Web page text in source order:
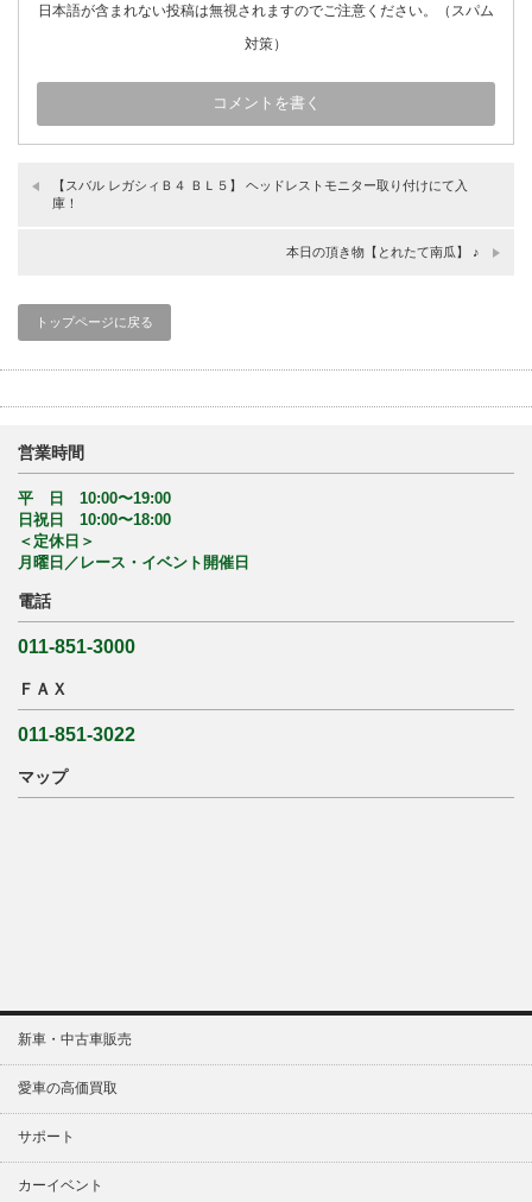
日本語が含まれない投稿は無視されますのでご注意ください。（スパム
対策）
【スバル レガシィＢ４ ＢＬ５】 ヘッドレストモニター取り付けにて入
庫！
本日の頂き物【とれたて南瓜】 ♪
トップページに戻る
営業時間
平 日 10:00〜19:00
日祝日 10:00〜18:00
＜定休日＞
月曜日／レース・イベント開催日
電話
011-851-3000
ＦＡＸ
011-851-3022
マップ
新車・中古車販売
愛車の高価買取
サポート
カーイベント